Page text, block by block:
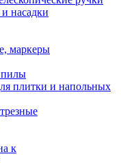
насадки
маркеры
пилы
плитки и напольных
к